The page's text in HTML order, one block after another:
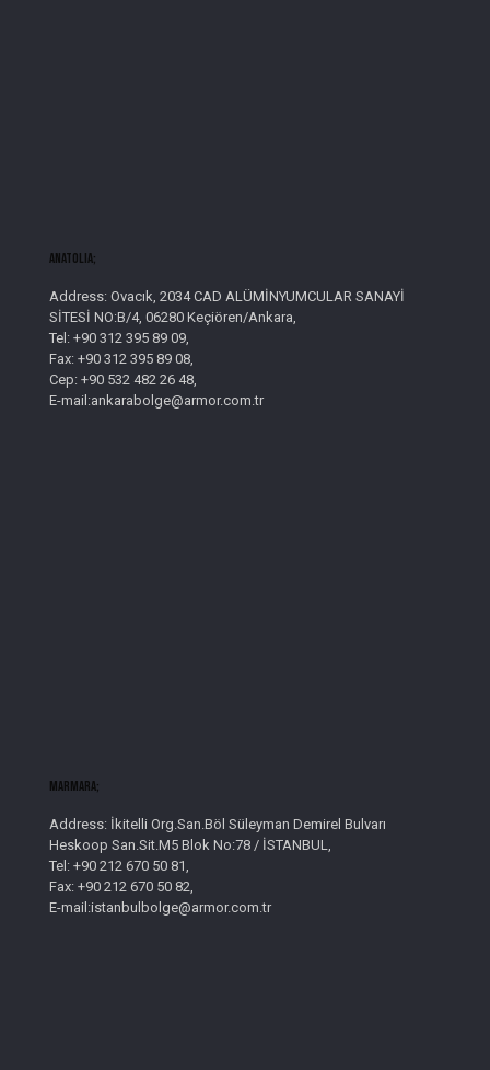
AnatolIa;
Address: Ovacık, 2034 CAD ALÜMİNYUMCULAR SANAYİ
SİTESİ NO:B/4, 06280 Keçiören/Ankara,
Tel: +90 312 395 89 09,
Fax: +90 312 395 89 08,
Cep: +90 532 482 26 48,
E-mail:ankarabolge@armor.com.tr
Marmara;
Address: İkitelli Org.San.Böl Süleyman Demirel Bulvarı
Heskoop San.Sit.M5 Blok No:78 / İSTANBUL,
Tel: +90 212 670 50 81,
Fax: +90 212 670 50 82,
E-mail:istanbulbolge@armor.com.tr